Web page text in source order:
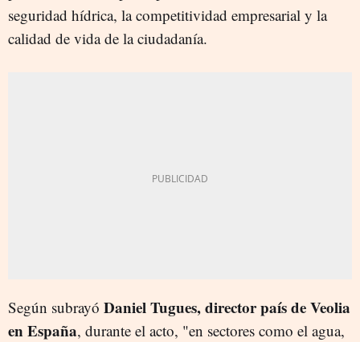
seguridad hídrica, la competitividad empresarial y la
calidad de vida de la ciudadanía.
Según subrayó Daniel Tugues, director país de Veolia
en España, durante el acto, "en sectores como el agua,